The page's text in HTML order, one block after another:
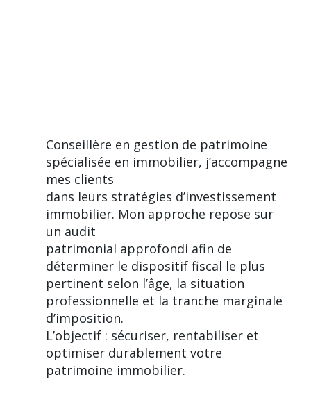
Conseillère en gestion de patrimoine
spécialisée en immobilier, j’accompagne
mes clients
dans leurs stratégies d’investissement
immobilier. Mon approche repose sur
un audit
patrimonial approfondi afin de
déterminer le dispositif fiscal le plus
pertinent selon l’âge, la situation
professionnelle et la tranche marginale
d’imposition.
L’objectif : sécuriser, rentabiliser et
optimiser durablement votre
patrimoine immobilier.